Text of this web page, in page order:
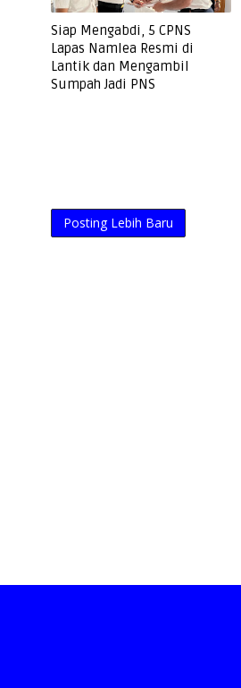
Siap Mengabdi, 5 CPNS
Lapas Namlea Resmi di
Lantik dan Mengambil
Sumpah Jadi PNS
Posting Lebih Baru